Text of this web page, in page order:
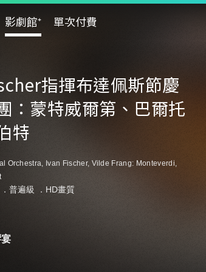
影劇館⁺ 單次付費
指揮布達佩斯節慶
：蒙特威爾第、巴爾托
特
Orchestra, Ivan Fischer, Vilde Frang: Monteverdi,
普遍級 ．HD畫質